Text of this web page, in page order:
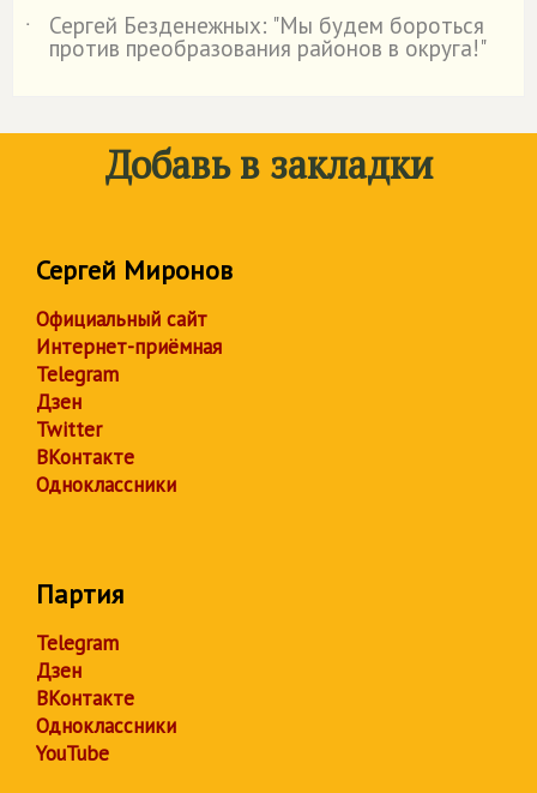
˙
Сергей Безденежных: "Мы будем бороться
против преобразования районов в округа!"
Добавь в закладки
Сергей Миронов
Официальный сайт
Интернет-приёмная
Telegram
Дзен
Twitter
ВКонтакте
Одноклассники
Партия
Telegram
Дзен
ВКонтакте
Одноклассники
YouTube